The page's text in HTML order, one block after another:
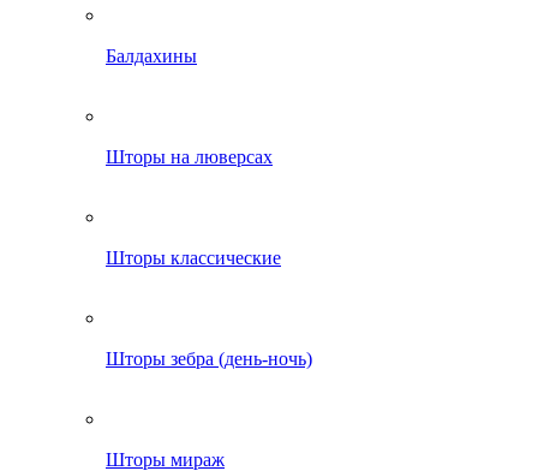
Балдахины
Шторы на люверсах
Шторы классические
Шторы зебра (день-ночь)
Шторы мираж